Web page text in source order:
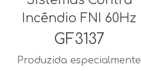
Incêndio FNI 60Hz
GF3137
Produzida especialmente